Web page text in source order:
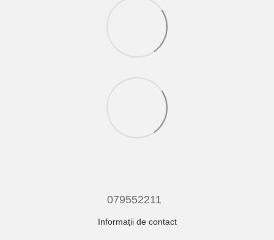
079552211
Informații de contact